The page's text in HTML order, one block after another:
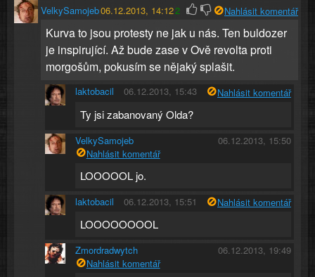
VelkySamojeb06.12.2013, 14:122 Nahlásit komentář
Kurva to jsou protesty ne jak u nás. Ten buldozer
je inspirující. Až bude zase v Ově revolta proti
morgošům, pokusím se nějaký splašit.
laktobacil 06.12.2013, 15:43 Nahlásit komentář
Ty jsi zabanovaný Olda?
VelkySamojeb
06.12.2013, 15:50
Nahlásit komentář
LOOOOOL jo.
laktobacil 06.12.2013, 15:51 Nahlásit komentář
LOOOOOOOOL
Zmordradwytch
06.12.2013, 19:49
Nahlásit komentář